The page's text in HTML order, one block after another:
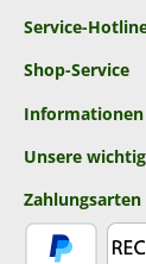
Service-
Shop-Service
Informationen
Unsere
Zahlungsarten